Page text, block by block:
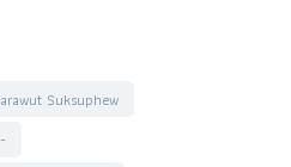
Suksuphew
-